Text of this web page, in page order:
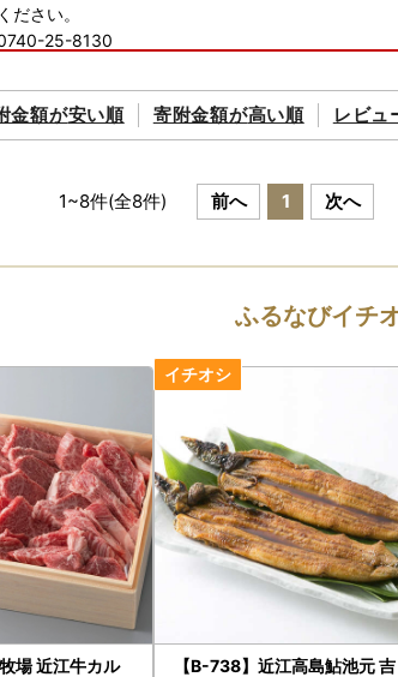
ださい。
25-8130
合で配送保管期間内に返礼品をお受取りいただけ
さい。
除き、のし・ラッピングなど、贈答対応はいたし
ましては、お届けできない返礼品があります。詳
証は、入金確認後30
例申請書は、ご希望の方に受領証明書と共にお送
例申請書は、必要情報を記載の上必要な添付資料
に入金確認分：年内発送予定
までに入金確認分：1月4日発送予定
例申請書返送先》
金額が安い順 寄附金額が高い順 レビュ
1~8件(全8件) 前へ 1 次へ
ふるなびイチ
場 近江牛カル
【B-738】近江高島鮎池元 吉